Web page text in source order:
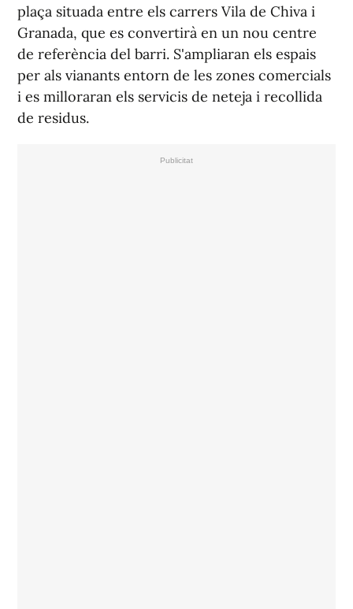
plaça situada entre els carrers Vila de Chiva i
Granada, que es convertirà en un nou centre
de referència del barri. S'ampliaran els espais
per als vianants entorn de les zones comercials
i es milloraran els servicis de neteja i recollida
de residus.